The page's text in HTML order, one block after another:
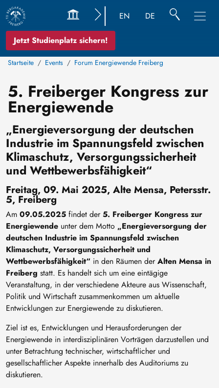
Jetzt Studienplatz sichern!
EN DE
Startseite Events Forum Energiewende Freiberg
5. Freiberger Kongress zur
Energiewende
„Energieversorgung der deutschen
Industrie im Spannungsfeld zwischen
Klimaschutz, Versorgungssicherheit
und Wettbewerbsfähigkeit“
Freitag, 09. Mai 2025, Alte Mensa, Petersstr.
5, Freiberg
Am 09.05.2025 findet der5. Freiberger Kongress zur
Energiewende unter dem Motto „Energieversorgung der
deutschen Industrie im Spannungsfeld zwischen
Klimaschutz, Versorgungssicherheit und
Wettbewerbsfähigkeit“ in den Räumen derAlten Mensa in
Freiberg statt. Es handelt sich um eine eintägige
Veranstaltung, in der verschiedene Akteure aus Wissenschaft,
Politik und Wirtschaft zusammenkommen um aktuelle
Entwicklungen zur Energiewende zu diskutieren.
Ziel ist es, Entwicklungen und Herausforderungen der
Energiewende in interdisziplinären Vorträgen darzustellen und
unter Betrachtung technischer, wirtschaftlicher und
gesellschaftlicher Aspekte innerhalb des Auditoriums zu
diskutieren.